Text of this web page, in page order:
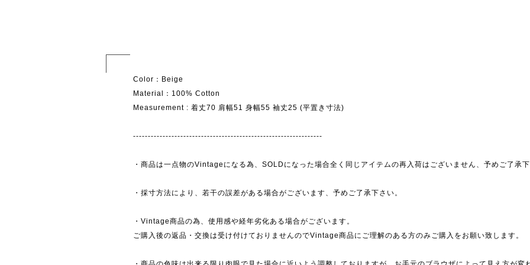
Color：Beige
Material：100% Cotton
Measurement : 着丈70 肩幅51 身幅55 袖丈25 (平置き寸法)
----------------------------------------------------------------
・商品は一点物のVintageになる為、SOLDになった場合全く同じアイテムの再入荷はございません、予めご了承下
・採寸方法により、若干の誤差がある場合がございます、予めご了承下さい。
・Vintage商品の為、使用感や経年劣化ある場合がございます。
ご購入後の返品・交換は受け付けておりませんのでVintage商品にご理解のある方のみご購入をお願い致します。